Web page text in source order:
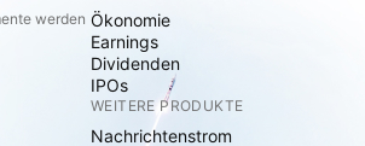
werden Ökonomie
Earnings
Dividenden
IPOs
WEITERE PRODUKTE
Nachrichtenstrom